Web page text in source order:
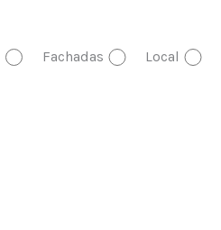
Fachadas Local